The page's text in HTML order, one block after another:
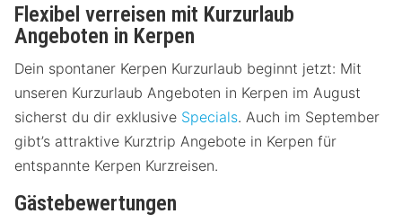
Flexibel verreisen mit Kurzurlaub
Angeboten in Kerpen
Dein spontaner Kerpen Kurzurlaub beginnt jetzt: Mit
unseren Kurzurlaub Angeboten in Kerpen im August
sicherst du dir exklusive Specials. Auch im September
gibt’s attraktive Kurztrip Angebote in Kerpen für
entspannte Kerpen Kurzreisen.
Gästebewertungen